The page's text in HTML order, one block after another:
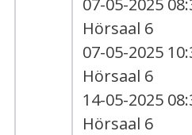
07-05-2025
Hörsaal 6
07-05-2025
Hörsaal 6
14-05-2025
Hörsaal 6